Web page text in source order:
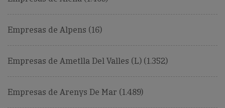
Empresas de Alpens (16)
Empresas de Ametlla Del Valles (L) (1.352)
Empresas de Arenys De Mar (1.489)